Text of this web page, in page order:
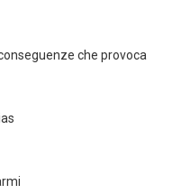
che provoca